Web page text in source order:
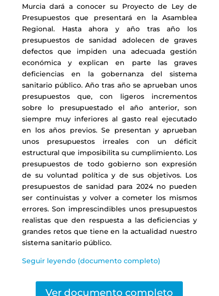
Murcia dará a conocer su Proyecto de Ley de
Presupuestos que presentará en la Asamblea
Regional. Hasta ahora y año tras año los
presupuestos de sanidad adolecen de graves
defectos que impiden una adecuada gestión
económica y explican en parte las graves
deficiencias en la gobernanza del sistema
sanitario público. Año tras año se aprueban unos
presupuestos que, con ligeros incrementos
sobre lo presupuestado el año anterior, son
siempre muy inferiores al gasto real ejecutado
en los años previos. Se presentan y aprueban
unos presupuestos irreales con un déficit
estructural que imposibilita su cumplimiento. Los
presupuestos de todo gobierno son expresión
de su voluntad política y de sus objetivos. Los
presupuestos de sanidad para 2024 no pueden
ser continuistas y volver a cometer los mismos
errores. Son imprescindibles unos presupuestos
realistas que den respuesta a las deficiencias y
grandes retos que tiene en la actualidad nuestro
sistema sanitario público.
Seguir leyendo (documento completo)
Ver documento completo